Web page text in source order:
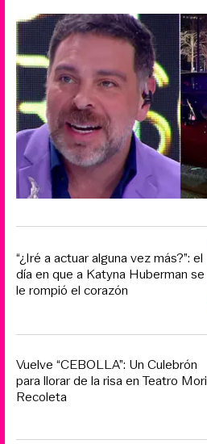
“¿Iré a actuar alguna vez más?”: el
día en que a Katyna Huberman se
le rompió el corazón
Vuelve “CEBOLLA”: Un Culebrón
para llorar de la risa en Teatro Mori
Recoleta